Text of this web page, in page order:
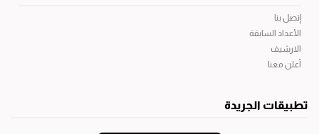
إتصل بنا
الأعداد السابقة
الارشيف
أعلن معنا
تطبيقات الجريدة